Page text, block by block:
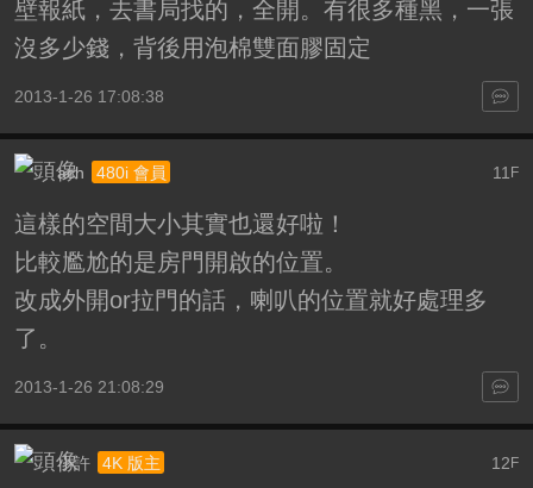
壁報紙，去書局找的，全開。有很多種黑，一張
沒多少錢，背後用泡棉雙面膠固定
2013-1-26 17:08:38
11 F
ach 480i 會員
這樣的空間大小其實也還好啦！
比較尷尬的是房門開啟的位置。
改成外開or拉門的話，喇叭的位置就好處理多
了。
2013-1-26 21:08:29
12F
小許 4K 版主